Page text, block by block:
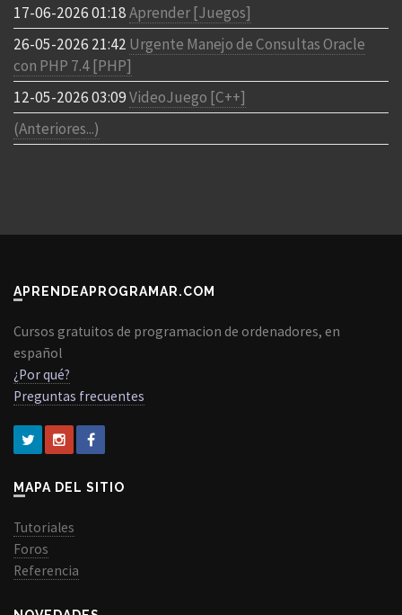
17-06-2026 01:18Aprender [Juegos]
26-05-2026 21:42 Urgente Manejo de Consultas Oracle
con PHP 7.4 [PHP]
12-05-2026 03:09VideoJuego [C++]
(Anteriores...)
APRENDEAPROGRAMAR.COM
Cursos gratuitos de programacion de ordenadores, en
español
¿Por qué?
Preguntas frecuentes
MAPA DEL SITIO
Tutoriales
Foros
Referencia